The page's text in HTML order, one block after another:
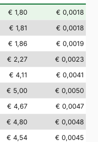
€ 1,80
€ 0,0018
€ 1,81
€ 0,0018
€ 1,86
€ 0,0019
€ 2,27
€ 0,0023
€ 4,11
€ 0,0041
€ 5,00
€ 0,0050
€ 4,67
€ 0,0047
€ 4,80
€ 0,0048
€ 4,54
€ 0,0045